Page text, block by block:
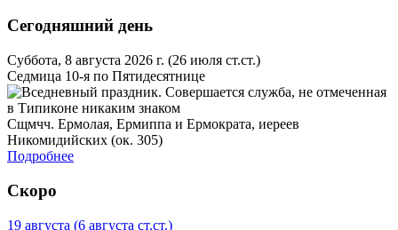
Сегодняшний день
Суббота, 8 августа 2026 г. (26 июля ст.ст.)
Седмица 10-я по Пятидесятнице
Сщмчч. Ермолая, Ермиппа и Ермократа, иереев
Никомидийских (ок. 305)
Подробнее
Скоро
19 августа (6 августа ст.ст.)